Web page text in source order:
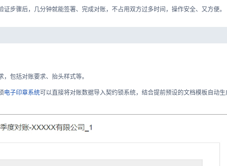
步骤后，几分钟就能签署、完成对账，不占用双方过多时间，操作安全、又方便。
包括对账要求、抬头样式等。
电子印章系统可以直接将对账数据导入契约锁系统，结合提前预设的文档模板自动生